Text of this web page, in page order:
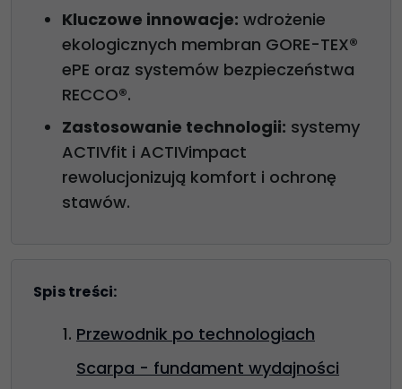
Kluczowe innowacje: wdrożenie
ekologicznych membran GORE-TEX®
ePE oraz systemów bezpieczeństwa
RECCO®.
Zastosowanie technologii: systemy
ACTIVfit i ACTIVimpact
rewolucjonizują komfort i ochronę
stawów.
Spis treści:
Przewodnik po technologiach
Scarpa - fundament wydajności